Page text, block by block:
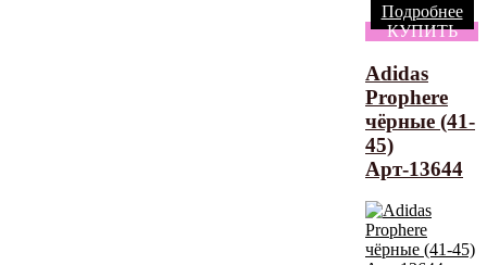
Подробнее
КУПИТЬ
Adidas
Prophere
чёрные (41-
45)
Арт-13644